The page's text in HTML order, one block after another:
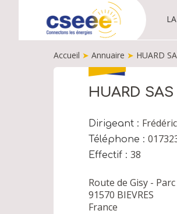
-
FIL
D'ARIANE
Accueil ➤ Annuaire ➤ HUARD
HUARD SAS
Dirigeant Frédéric
Téléphone
Effectif 38
Route de Gisy -
91570 BIEVRES
France